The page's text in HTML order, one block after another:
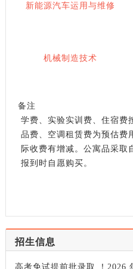
新能源汽车运用与维修
机械制造技术
备注
学费、实验实训费、住宿费
品费、空调租赁费为预估费
际收费有增减。公寓品采取
报到时自愿购买。
招生信息
高考免试提前批录取 ！2026